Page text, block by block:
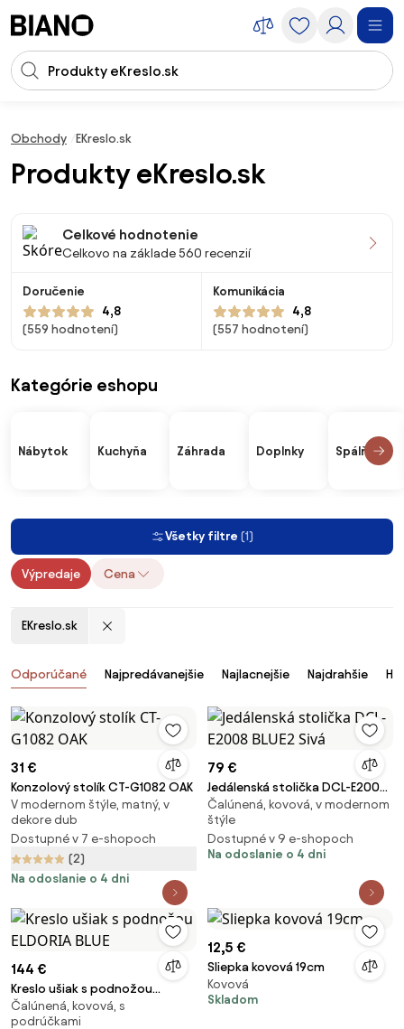
Vstup pre vyhľadávanie
Produkty eKreslo.sk
Obchody EKreslo.sk
Celkové hodnotenie
Celkovo na základe 560 recenzií
Doručenie
4,8
(559 hodnotení)
Komunikácia
4,8
(557 hodnotení)
Kategórie eshopu
Nábytok Kuchyňa Záhrada Doplnky Spálňa
Všetky filtre (1)
Výpredaje Cena
EKreslo.sk
Produkty
Odporúčané Najpredávanejšie Najlacnejšie Najdrahšie
31 €
Konzolový stolík CT-G1082 OAK
V modernom štýle, matný, v
dekore dub
Dostupné v 7 e-shopoch
(2)
Na odoslanie o 4 dni
79 €
Jedálenská stolička DCL-E2008
BLUE2 Sivá
Čalúnená, kovová, v modernom
štýle
Dostupné v 9 e-shopoch
Na odoslanie o 4 dni
144 €
Kreslo ušiak s podnožou
ELDORIA BLUE
Čalúnená, kovová, s
podrúčkami
12,5 €
Sliepka kovová 19cm
Kovová
Skladom